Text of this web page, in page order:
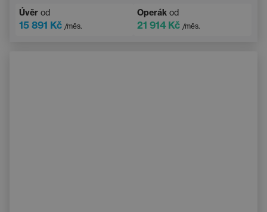
Elektricky nastavitelné sedadlo řidiče s pamětí
Úvěr od
15 891 Kč /měs.
Operák od
21 914 Kč /měs.